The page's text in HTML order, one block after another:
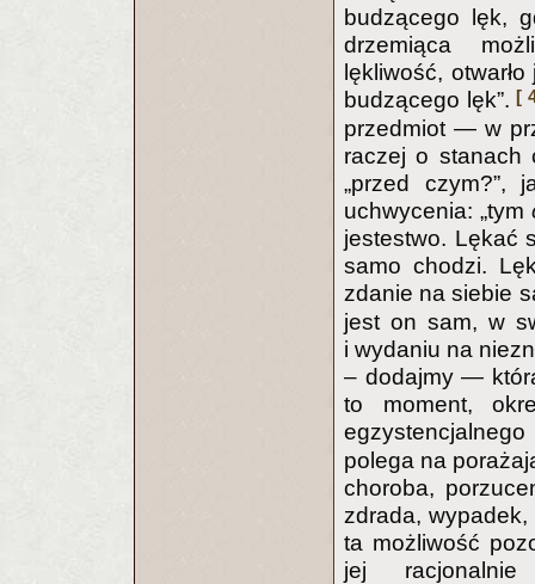
budzącego lęk,
drzemiąca
lękliwość,
budzącego lęk”. [
przedmiot — w
raczej o stanach
„przed czym?”,
uchwycenia: „tym
jestestwo. Lękać
samo chodzi.
zdanie na siebie
jest on sam, w
i wydaniu na
– dodajmy —
to moment,
polega na
choroba,
zdrada,
ta możliwość
jej